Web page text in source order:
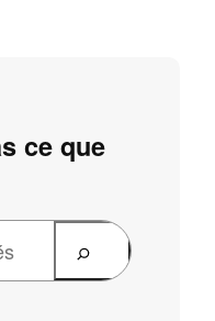
ce que